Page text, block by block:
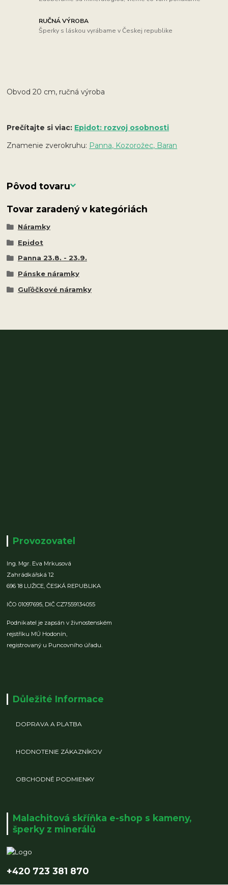
RUČNÁ VÝROBA
Šperky s láskou vyrábame v Českej republike
Obvod 20 cm, ručná výroba
Prečítajte si viac: Epidot: rozvoj osobnosti
Znamenie zverokruhu: Panna, Kozorožec, Baran
Pôvod tovaru
Tovar zaradený v kategóriách
Náramky
Epidot
Panna 23.8. - 23.9.
Pánske náramky
Guľôčkové náramky
Provozovatel
Ing. Mgr. Eva Mrkusová
Zahrádkářská 12
696 18 LUŽICE,ČESKÁ REPUBLIKA
IČO 01097695, DIČ CZ7559134055
Podnikatel je zapsán v živnostenském
rejstříku MÚ Hodonín,
registrovaný u Puncovního úřadu.
Důležité Informace
DOPRAVA A PLATBA
HODNOTENIE ZÁKAZNÍKOV
OBCHODNÉ PODMIENKY
Malachitová skříňka e-shop s kameny,
šperky z minerálů
+420 723 381 870